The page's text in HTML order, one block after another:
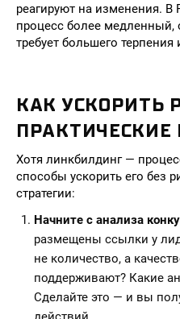
реагируют на изменения.
процесс более медленный,
требует большего
КАК УСКОРИТЬ
Хотя линкбилдинг —
способы ускорить его без
стратегии:
Начните с анализа
размещены ссылки у
не количество, а
поддерживают? Какие
Сделайте это — и вы